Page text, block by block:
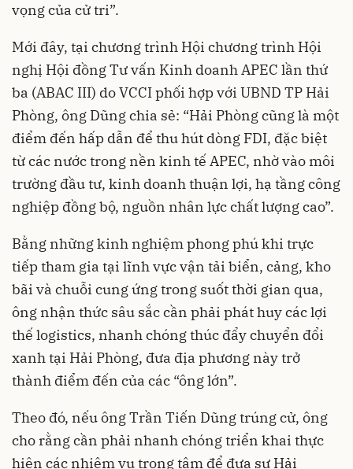
vọng của cử tri”.
Mới đây, tại chương trình Hội chương trình Hội
nghị Hội đồng Tư vấn Kinh doanh APEC lần thứ
ba (ABAC III) do VCCI phối hợp với UBND TP Hải
Phòng, ông Dũng chia sẻ: “Hải Phòng cũng là một
điểm đến hấp dẫn để thu hút dòng FDI, đặc biệt
từ các nước trong nền kinh tế APEC, nhờ vào môi
trường đầu tư, kinh doanh thuận lợi, hạ tầng công
nghiệp đồng bộ, nguồn nhân lực chất lượng cao”.
Bằng những kinh nghiệm phong phú khi trực
tiếp tham gia tại lĩnh vực vận tải biển, cảng, kho
bãi và chuỗi cung ứng trong suốt thời gian qua,
ông nhận thức sâu sắc cần phải phát huy các lợi
thế logistics, nhanh chóng thúc đẩy chuyển đổi
xanh tại Hải Phòng, đưa địa phương này trở
thành điểm đến của các “ông lớn”.
Theo đó, nếu ông Trần Tiến Dũng trúng cử, ông
cho rằng cần phải nhanh chóng triển khai thực
hiện các nhiệm vụ trọng tâm để đưa sự Hải